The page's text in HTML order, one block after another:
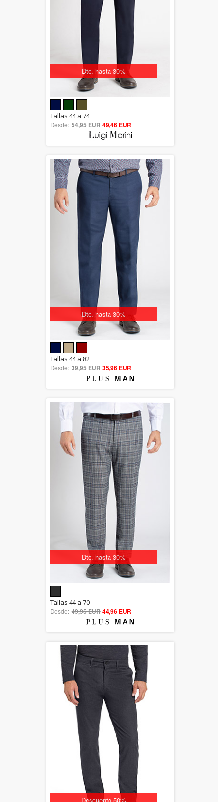
Dto. hasta 30%
out of 5
Tallas 44 a 74
Desde: 54,95 EUR49,46 EUR
Dto. hasta 30%
out of 5
Tallas 44 a 82
Desde: 39,95 EUR35,96 EUR
Dto. hasta 30%
out of 5
Tallas 44 a 70
Desde: 49,95 EUR44,96 EUR
Descuento 50%